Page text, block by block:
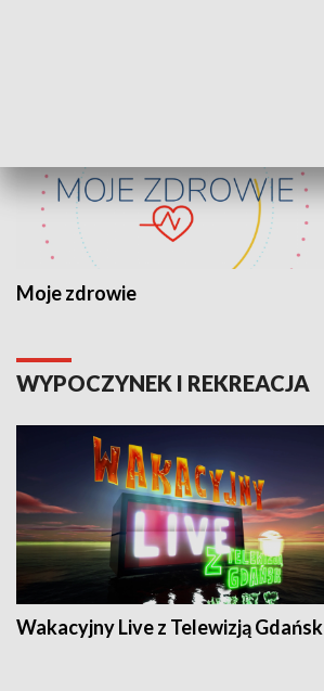
Moje zdrowie
WYPOCZYNEK I REKREACJA
Wakacyjny Live z Telewizją Gdańsk